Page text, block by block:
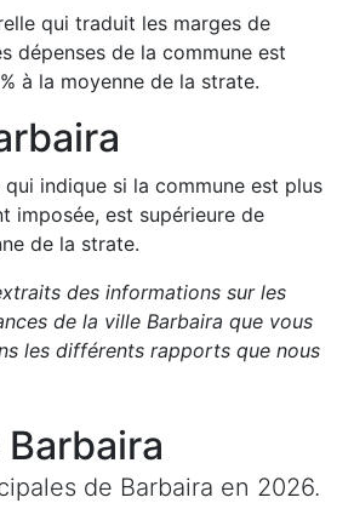
qui traduit les marges de
dépenses de la commune est
% à la moyenne de la strate.
indique si la commune est plus
imposée, est supérieure de
de la strate.
des informations sur les
de la ville Barbaira que vous
les différents rapports que nous
Barbaira
de Barbaira en 2026.